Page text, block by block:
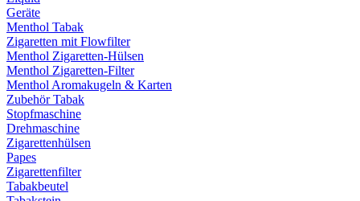
Geräte
Menthol Tabak
Zigaretten mit Flowfilter
Menthol Zigaretten-Hülsen
Menthol Zigaretten-Filter
Menthol Aromakugeln & Karten
Zubehör Tabak
Stopfmaschine
Drehmaschine
Zigarettenhülsen
Papes
Zigarettenfilter
Tabakbeutel